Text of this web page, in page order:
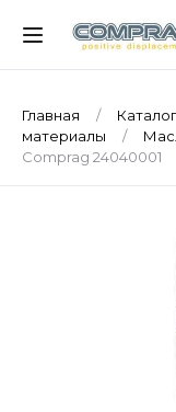
Главная Каталог
материалы
Comprag 24040001